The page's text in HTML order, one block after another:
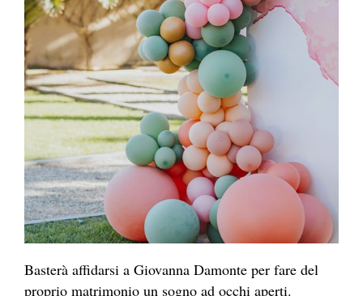
Basterà affidarsi a Giovanna Damonte per fare del
proprio matrimonio un sogno ad occhi aperti.